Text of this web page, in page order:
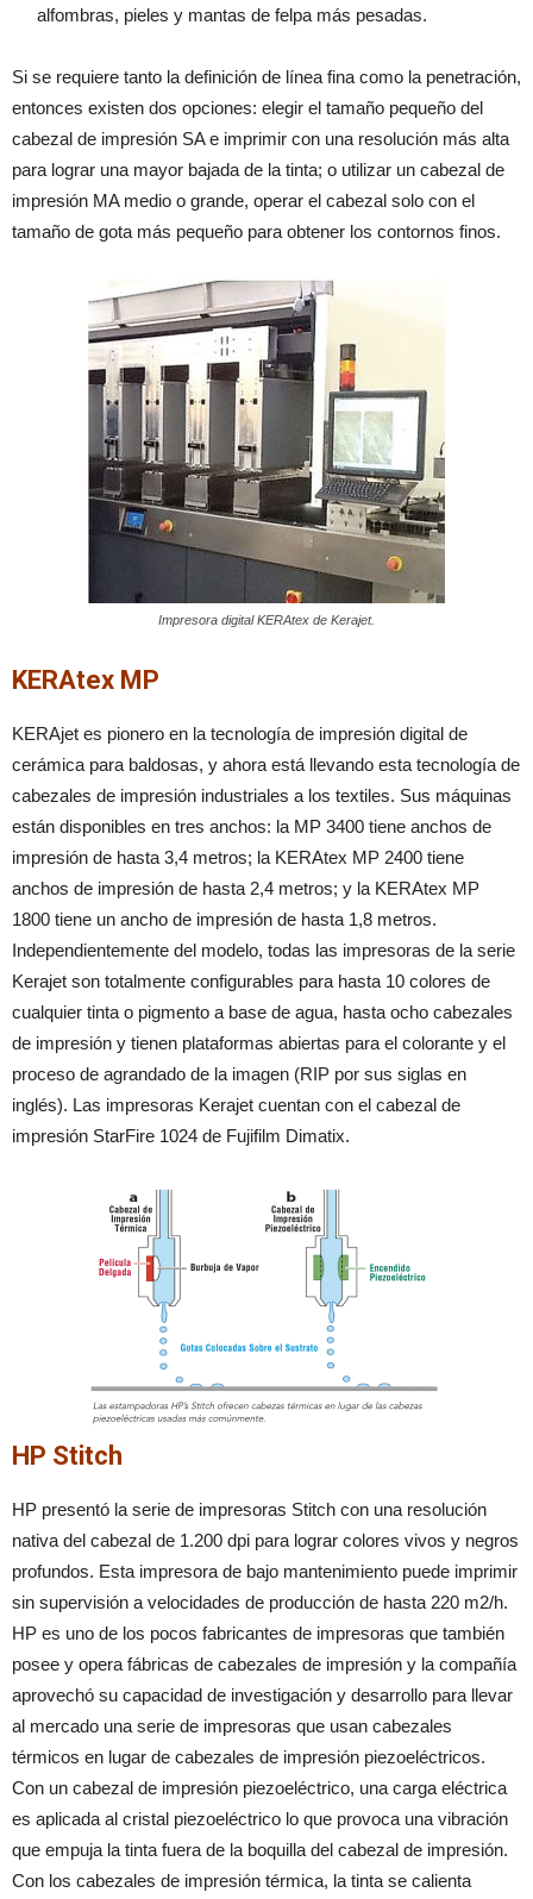
alfombras, pieles y mantas de felpa más pesadas.
Si se requiere tanto la definición de línea fina como la penetración,
entonces existen dos opciones: elegir el tamaño pequeño del
cabezal de impresión SA e imprimir con una resolución más alta
para lograr una mayor bajada de la tinta; o utilizar un cabezal de
impresión MA medio o grande, operar el cabezal solo con el
tamaño de gota más pequeño para obtener los contornos finos.
Impresora digital KERAtex de Kerajet.
KERAtex MP
KERAjet es pionero en la tecnología de impresión digital de
cerámica para baldosas, y ahora está llevando esta tecnología de
cabezales de impresión industriales a los textiles. Sus máquinas
están disponibles en tres anchos: la MP 3400 tiene anchos de
impresión de hasta 3,4 metros; la KERAtex MP 2400 tiene
anchos de impresión de hasta 2,4 metros; y la KERAtex MP
1800 tiene un ancho de impresión de hasta 1,8 metros.
Independientemente del modelo, todas las impresoras de la serie
Kerajet son totalmente configurables para hasta 10 colores de
cualquier tinta o pigmento a base de agua, hasta ocho cabezales
de impresión y tienen plataformas abiertas para el colorante y el
proceso de agrandado de la imagen (RIP por sus siglas en
inglés). Las impresoras Kerajet cuentan con el cabezal de
impresión StarFire 1024 de Fujifilm Dimatix.
HP Stitch
HP presentó la serie de impresoras Stitch con una resolución
nativa del cabezal de 1.200 dpi para lograr colores vivos y negros
profundos. Esta impresora de bajo mantenimiento puede imprimir
sin supervisión a velocidades de producción de hasta 220 m2/h.
HP es uno de los pocos fabricantes de impresoras que también
posee y opera fábricas de cabezales de impresión y la compañía
aprovechó su capacidad de investigación y desarrollo para llevar
al mercado una serie de impresoras que usan cabezales
térmicos en lugar de cabezales de impresión piezoeléctricos.
Con un cabezal de impresión piezoeléctrico, una carga eléctrica
es aplicada al cristal piezoeléctrico lo que provoca una vibración
que empuja la tinta fuera de la boquilla del cabezal de impresión.
Con los cabezales de impresión térmica, la tinta se calienta